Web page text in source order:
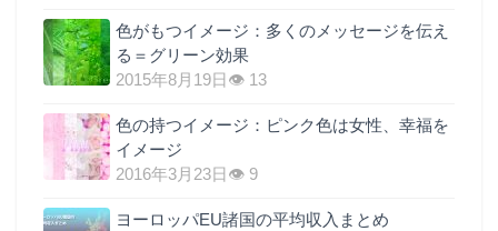
色がもつイメージ：多くのメッセージを伝え
る＝グリーン効果
2015年8月19日 👁 13
色の持つイメージ：ピンク色は女性、幸福を
イメージ
2016年3月23日 👁 9
ヨーロッパEU諸国の平均収入まとめ